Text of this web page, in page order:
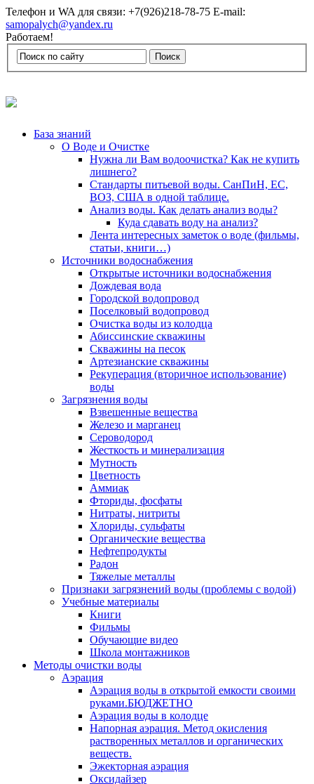
Телефон и WA для связи: +7(926)218-78-75 E-mail:
samopalych@yandex.ru
Работаем!
База знаний
О Воде и Очистке
Нужна ли Вам водоочистка? Как не купить
лишнего?
Стандарты питьевой воды. СанПиН, ЕС,
ВОЗ, США в одной таблице.
Анализ воды. Как делать анализ воды?
Куда сдавать воду на анализ?
Лента интересных заметок о воде (фильмы,
статьи, книги…)
Источники водоснабжения
Открытые источники водоснабжения
Дождевая вода
Городской водопровод
Поселковый водопровод
Очистка воды из колодца
Абиссинские скважины
Скважины на песок
Артезианские скважины
Рекуперация (вторичное использование)
воды
Загрязнения воды
Взвешенные вещества
Железо и марганец
Сероводород
Жесткость и минерализация
Мутность
Цветность
Аммиак
Фториды, фосфаты
Нитраты, нитриты
Хлориды, сульфаты
Органические вещества
Нефтепродукты
Радон
Тяжелые металлы
Признаки загрязнений воды (проблемы с водой)
Учебные материалы
Книги
Фильмы
Обучающие видео
Школа монтажников
Методы очистки воды
Аэрация
Аэрация воды в открытой емкости своими
руками.БЮДЖЕТНО
Аэрация воды в колодце
Напорная аэрация. Метод окисления
растворенных металлов и органических
веществ.
Эжекторная аэрация
Оксидайзер